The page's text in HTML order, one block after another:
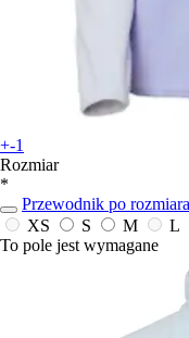
+-1
Rozmiar
*
Przewodnik po
XS
S M L
To pole jest wymagane